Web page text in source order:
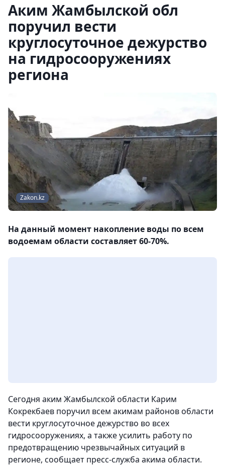
Аким Жамбылской обл
поручил вести
круглосуточное дежурство
на гидросооружениях
региона
Zakon.kz
На данный момент накопление воды по всем
водоемам области составляет 60-70%.
Сегодня аким Жамбылской области Карим
Кокрекбаев поручил всем акимам районов области
вести круглосуточное дежурство во всех
гидросооружениях, а также усилить работу по
предотвращению чрезвычайных ситуаций в
регионе, сообщает пресс-служба акима области.